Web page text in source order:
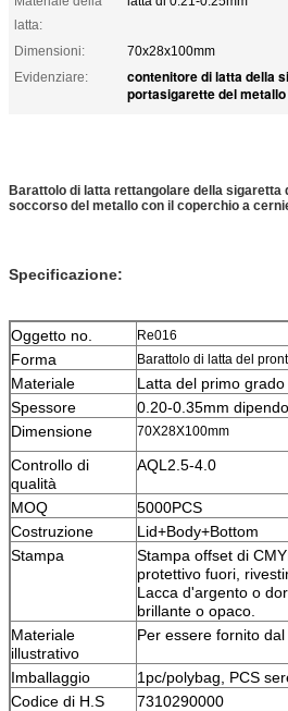
latta:
Dimensioni:
70x28x100mm
Evidenziare:
contenitore di latta della
portasigarette del metallo
Barattolo di latta rettangolare della sigaretta
soccorso del metallo con il coperchio a
Specificazione:
Oggetto no. Re016
Forma Barattolo di latta del
Materiale
Latta del primo grado
Spessore
0.20-0.35mm
Dimensione
70X28X100mm
Controllo di
qualità
AQL2.5-4.0
MOQ
5000PCS
Costruzione
Lid+Body+Bottom
Stampa
Stampa offset di
protettivo fuori,
Lacca d'argento o
brillante o opaco.
Materiale
illustrativo
Per essere fornito
Imballaggio
1pc/polybag, PCS
Codice di H.S
7310290000